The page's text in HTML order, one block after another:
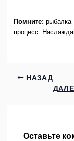
Помните: рыбалка
процесс.
НАЗАД
Оставьте